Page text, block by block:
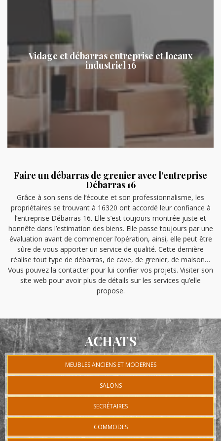
Vidage et débarras entreprise et locaux
industriel 16
Faire un débarras de grenier avec l’entreprise
Débarras 16
Grâce à son sens de l’écoute et son professionnalisme, les
propriétaires se trouvant à 16320 ont accordé leur confiance à
l’entreprise Débarras 16. Elle s’est toujours montrée juste et
honnête dans l’estimation des biens. Elle passe toujours par une
évaluation avant de commencer l’opération, ainsi, elle peut être
sûre de vous apporter un service de qualité. Cette dernière
réalise tout type de débarras, de cave, de grenier, de maison…
Vous pouvez la contacter pour lui confier vos projets. Visiter son
site web pour avoir plus de détails sur les services qu’elle
propose.
ACHATS
MEUBLES ANCIENS ET MODERNES
SALONS
SECRÉTAIRES
COMMODES